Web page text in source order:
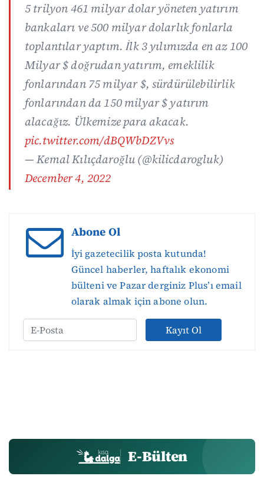
5 trilyon 461 milyar dolar yöneten yatırım
bankaları ve 500 milyar dolarlık fonlarla
toplantılar yaptım. İlk 3 yılımızda en az 100
Milyar $ doğrudan yatırım, emeklilik
fonlarından 75 milyar $, sürdürülebilirlik
fonlarından da 150 milyar $ yatırım
alacağız. Ülkemize para akacak.
pic.twitter.com/dBQWbDZVvs
— Kemal Kılıçdaroğlu (@kilicdarogluk)
December 4, 2022
Abone Ol
İyi gazetecilik posta kutunda!
Güncel haberler, haftalık ekonomi
bülteni ve Pazar derginiz Plus’ı email
olarak almak için abone olun.
Kayıt Ol
E-Bülten